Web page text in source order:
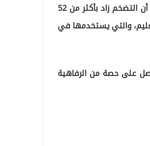
وبحسب بيانات التضخم المأخوذة بعين الاعتبار للحد الأدنى للأجور، أوضح إرغات أن التضخم زاد بأكثر من 52
والتي يستخدمها في
على حصة من الرفاهية